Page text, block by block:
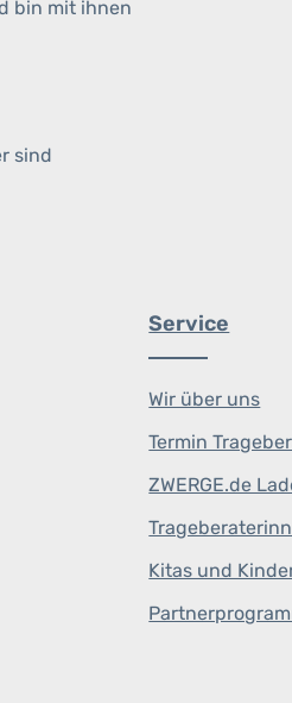
bin mit ihnen
sind
Service
Wir über uns
Termin
ZWERGE.de
Kitas und